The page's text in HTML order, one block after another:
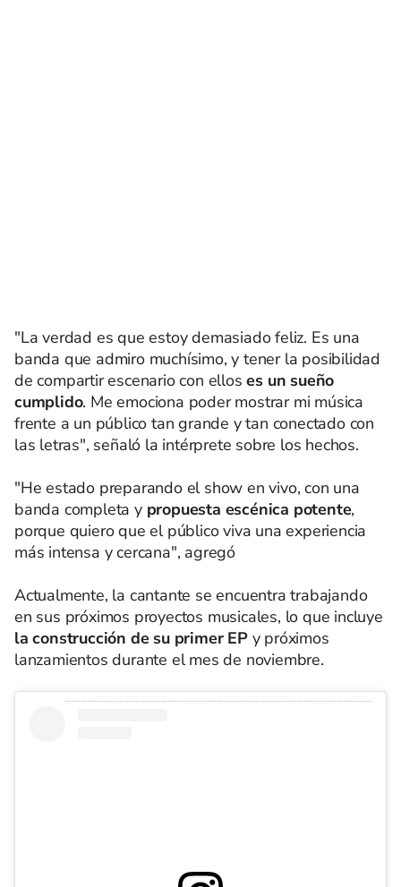
"La verdad es que estoy demasiado feliz. Es una
banda que admiro muchísimo, y tener la posibilidad
de compartir escenario con elloses un sueño
cumplido. Me emociona poder mostrar mi música
frente a un público tan grande y tan conectado con
las letras", señaló la intérprete sobre los hechos.
"He estado preparando el show en vivo, con una
banda completa y propuesta escénica potente,
porque quiero que el público viva una experiencia
más intensa y cercana", agregó
Actualmente, la cantante se encuentra trabajando
en sus próximos proyectos musicales, lo que incluye
la construcción de su primer EPy próximos
lanzamientos durante el mes de noviembre.